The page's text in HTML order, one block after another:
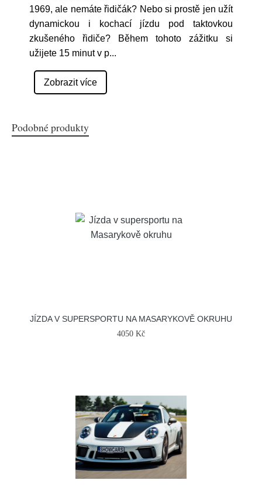
1969, ale nemáte řidičák? Nebo si prostě jen užít
dynamickou i kochací jízdu pod taktovkou
zkušeného řidiče? Během tohoto zážitku si
užijete 15 minut v p...
Zobrazit více
Podobné produkty
JÍZDA V SUPERSPORTU NA MASARYKOVĚ OKRUHU
4050 Kč